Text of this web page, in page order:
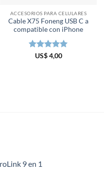
ACCESORIOS PARA CELULARES
Cable X75 Foneng USB C a
compatible con iPhone
Valorado en
US$4,00
9 en 1